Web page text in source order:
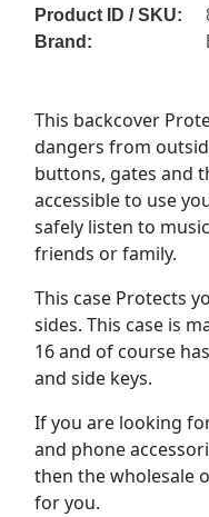
Product ID / SKU:
Brand:
This backcover
dangers from
buttons, gates and
accessible to use
safely listen to
friends or family.
This case Protects
sides. This case is
16 and of course
and side keys.
If you are looking
and phone
then the wholesale
for you.